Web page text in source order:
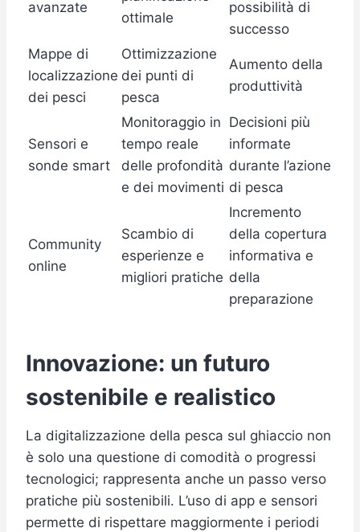
avanzate
ottimale
possibilità di
successo
Mappe di
localizzazione
dei pesci
Ottimizzazione
dei punti di
pesca
Aumento della
produttività
Sensori e
sonde smart
Monitoraggio in
tempo reale
delle profondità
e dei movimenti
Decisioni più
informate
durante l’azione
di pesca
Community
online
Scambio di
esperienze e
migliori pratiche
Incremento
della copertura
informativa e
della
preparazione
Innovazione: un futuro
sostenibile e realistico
La digitalizzazione della pesca sul ghiaccio non
è solo una questione di comodità o progressi
tecnologici; rappresenta anche un passo verso
pratiche più sostenibili. L’uso di app e sensori
permette di rispettare maggiormente i periodi